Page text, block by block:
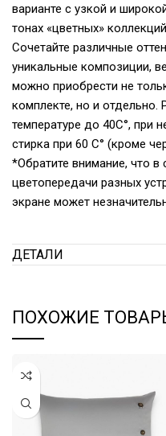
варианте с узкой и
тонах «цветных»
Сочетайте различные
уникальные композиции,
можно приобрести не
комплекте, но и отдельно.
температуре до 40С°, при
стирка при 60 С° (кроме
*Обратите внимание, что в
цветопередачи разных
экране может
ДЕТАЛИ
ПОХОЖИЕ